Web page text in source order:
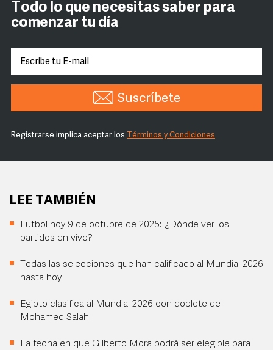
Todo lo que necesitas saber para
comenzar tu día
Suscríbete
Registrarse implica aceptar los Términos y Condiciones
LEE TAMBIÉN
Futbol hoy 9 de octubre de 2025: ¿Dónde ver los
partidos en vivo?
Todas las selecciones que han calificado al Mundial 2026
hasta hoy
Egipto clasifica al Mundial 2026 con doblete de
Mohamed Salah
La fecha en que Gilberto Mora podrá ser elegible para